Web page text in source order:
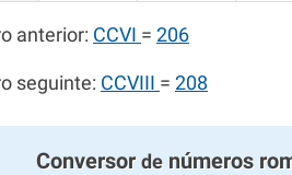
anterior: CCVI = 206
seguinte: CCVIII = 208
Conversor denúmeros